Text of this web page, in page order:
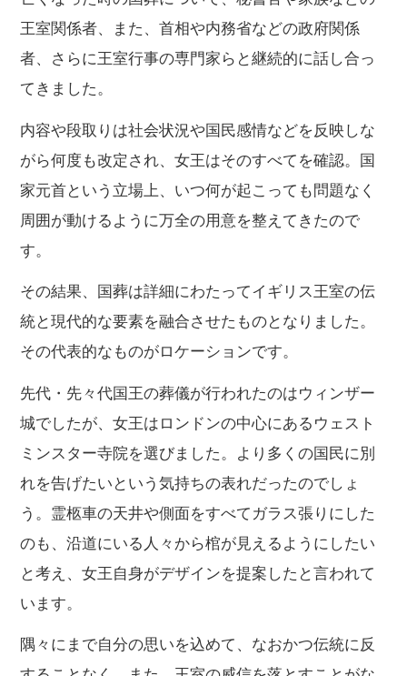
王室関係者、また、首相や内務省などの政府関係
者、さらに王室行事の専門家らと継続的に話し合っ
てきました。
内容や段取りは社会状況や国民感情などを反映しな
がら何度も改定され、女王はそのすべてを確認。国
家元首という立場上、いつ何が起こっても問題なく
周囲が動けるように万全の用意を整えてきたので
す。
その結果、国葬は詳細にわたってイギリス王室の伝
統と現代的な要素を融合させたものとなりました。
その代表的なものがロケーションです。
先代・先々代国王の葬儀が行われたのはウィンザー
城でしたが、女王はロンドンの中心にあるウェスト
ミンスター寺院を選びました。より多くの国民に別
れを告げたいという気持ちの表れだったのでしょ
う。霊柩車の天井や側面をすべてガラス張りにした
のも、沿道にいる人々から棺が見えるようにしたい
と考え、女王自身がデザインを提案したと言われて
います。
隅々にまで自分の思いを込めて、なおかつ伝統に反